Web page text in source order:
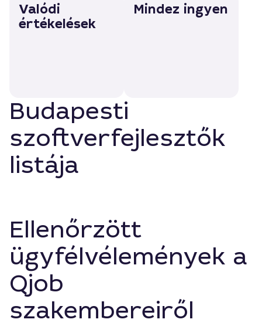
Valódi
értékelések
Mindez ingyen
Budapesti
szoftverfejlesztők
listája
Ellenőrzött
ügyfélvélemények a
Qjob
szakembereiről